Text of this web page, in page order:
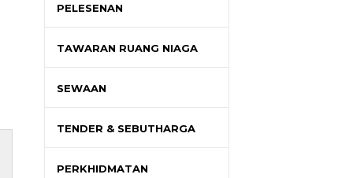
PELESENAN
TAWARAN RUANG NIAGA
SEWAAN
TENDER & SEBUTHARGA
PERKHIDMATAN